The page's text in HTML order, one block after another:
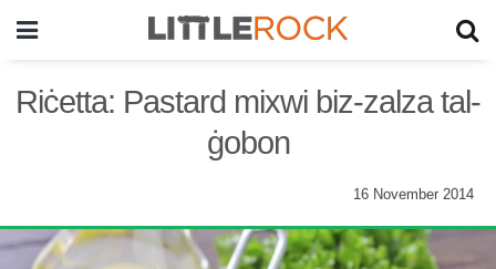
Riċetta: Pastard mixwi biz-zalza tal-
ġobon
16 November 2014